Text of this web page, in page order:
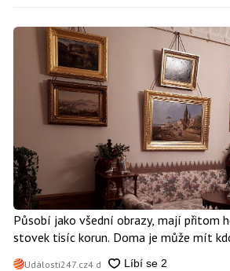
Působí jako všední obrazy, mají přitom
stovek tisíc korun. Doma je může mít
Události247.cz4 d